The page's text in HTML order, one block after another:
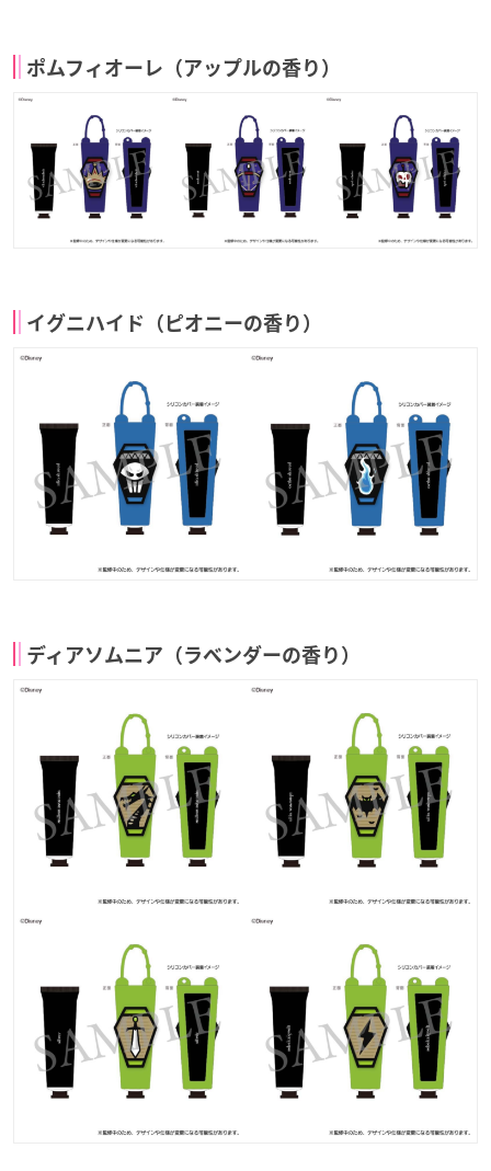
ポムフィオーレ（アップルの香り）
イグニハイド（ピオニーの香り）
ディアソムニア（ラベンダーの香り）